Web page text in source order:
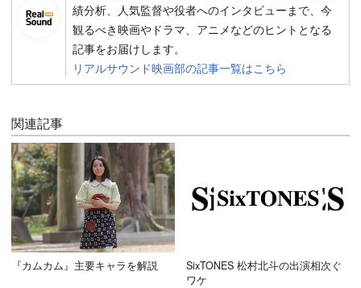
績分析、人気監督や役者へのインタビューまで、今
観るべき映画やドラマ、アニメなどのヒントとなる
記事をお届けします。
リアルサウンド映画部の記事一覧はこちら
関連記事
『カムカム』主要キャラを解説
SixTONES 松村北斗の出演相次ぐ
ワケ